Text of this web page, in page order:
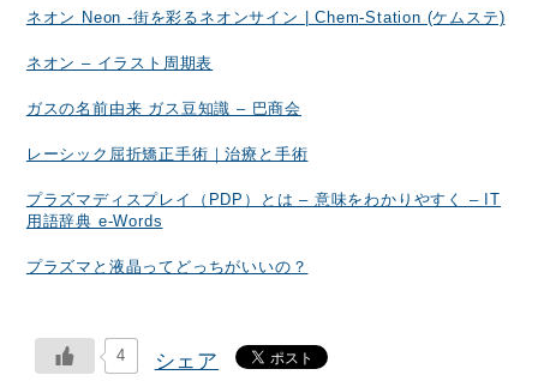
ネオン Neon -街を彩るネオンサイン | Chem-Station (ケムステ)
ネオン – イラスト周期表
ガスの名前由来 ガス豆知識 – 巴商会
レーシック屈折矯正手術｜治療と手術
プラズマディスプレイ（PDP）とは – 意味をわかりやすく – IT
用語辞典 e-Words
プラズマと液晶ってどっちがいいの？
4 シェア